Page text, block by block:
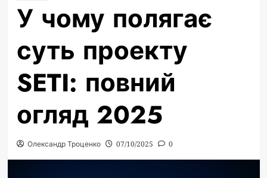
У чому полягає
суть проекту
SETI: повний
огляд 2025
Олександр Троценко 07/10/2025 0